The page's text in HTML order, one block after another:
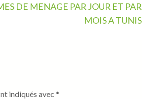
DE MENAGE PAR JOUR ET PAR
MOIS A TUNIS
indiqués avec *